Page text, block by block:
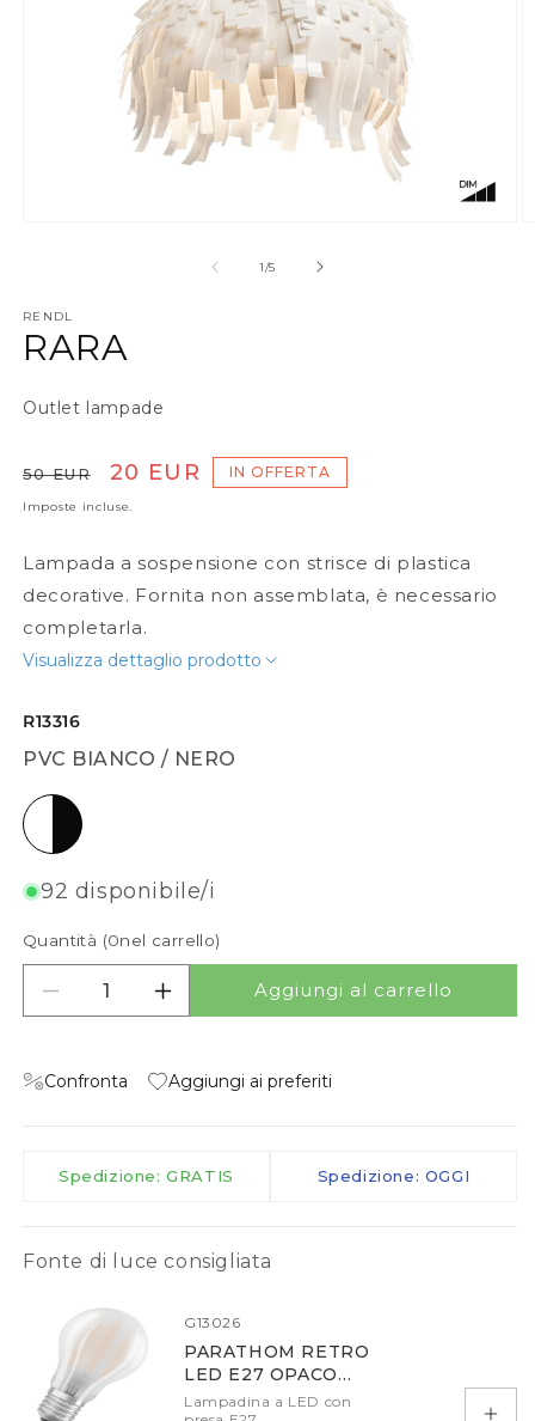
1/su
5
RENDL
RARA
Outlet lampade
Prezzo di listino
50 EUR Prezzo scontato
20 EUR IN OFFERTA
Imposte incluse.
Lampada a sospensione con strisce di plastica
decorative. Fornita non assemblata, è necessario
completarla.
Visualizza dettaglio prodotto
R13316
PVC BIANCO / NERO
PVC bianco / nero
92 disponibile/i
Quantità (0nel carrello)
Diminuisci quantità per RARA
Aumenta quantità per RARA
Aggiungi al carrello
Confronta Aggiungi ai preferiti
Spedizione: GRATIS Spedizione: OGGI
Fonte di luce consigliata
G13026
PARATHOM RETRO
LED E27 OPACO
2700K DIMM
Lampadina a LED con